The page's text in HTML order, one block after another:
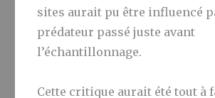
sites aurait pu être influencé
prédateur passé juste avant
l’échantillonnage.
Cette critique aurait été tout à